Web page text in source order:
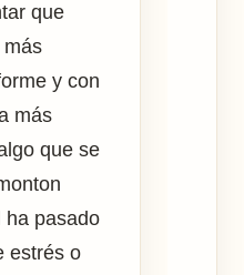
que
más
y con
más
que se
ha pasado
estrés o